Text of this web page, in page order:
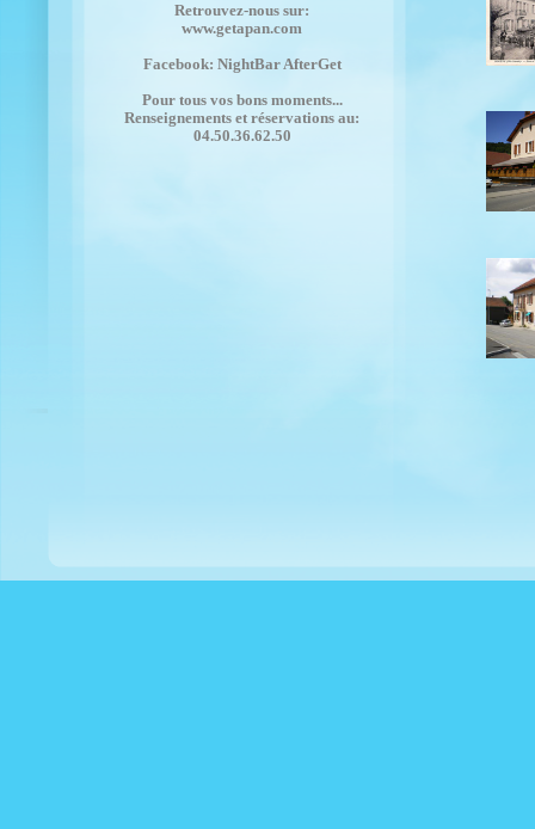
Retrouvez-nous sur:
www.getapan.com
Facebook: NightBar AfterGet
Pour tous vos bons moments...
Renseignements et réservations au:
04.50.36.62.50